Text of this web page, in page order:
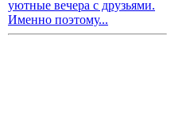
уютные вечера с друзьями.
Именно поэтому...